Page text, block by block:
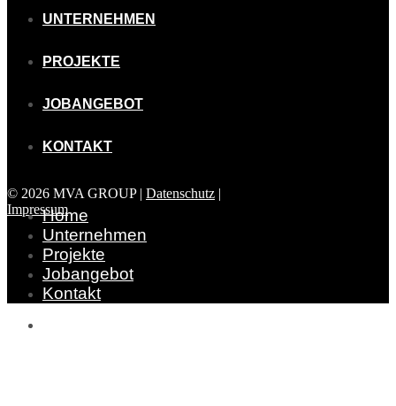
UNTERNEHMEN
PROJEKTE
JOBANGEBOT
KONTAKT
© 2026 MVA GROUP | Datenschutz |
Impressum
Home
Unternehmen
Projekte
Jobangebot
Kontakt